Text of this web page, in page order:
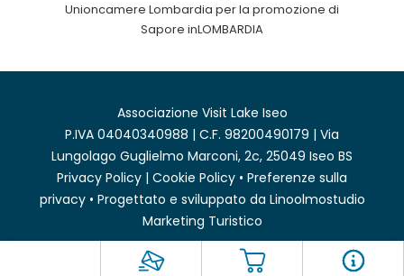
Unioncamere Lombardia per la promozione di
Sapore inLOMBARDIA
Associazione Visit Lake Iseo
P.IVA 04040340988 | C.F. 98200490179 | Via
Lungolago Guglielmo Marconi, 2c, 25049 Iseo BS
Privacy Policy | Cookie Policy • Preferenze sulla
privacy• Progettato e sviluppato da Linoolmostudio
Marketing Turistico